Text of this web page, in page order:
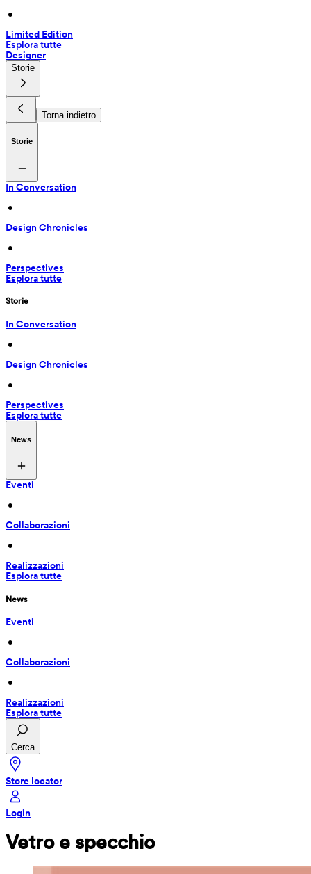
•
Limited Edition
Esplora tutte
Designer
Storie
Torna indietro
Storie
In Conversation
•
Design Chronicles
•
Perspectives
Esplora tutte
Storie
In Conversation
•
Design Chronicles
•
Perspectives
Esplora tutte
News
Eventi
•
Collaborazioni
•
Realizzazioni
Esplora tutte
News
Eventi
•
Collaborazioni
•
Realizzazioni
Esplora tutte
Cerca
Store locator
Login
Vetro e specchio